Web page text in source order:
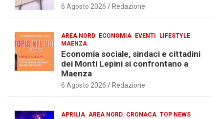
6 Agosto 2026 Redazione
AREA NORD ECONOMIA EVENTI
LIFESTYLE
MAENZA
Economia sociale, sindaci e cittadini
dei Monti Lepini si confrontano a
Maenza
6 Agosto 2026 Redazione
APRILIA AREA NORD CRONACA TOP NEWS